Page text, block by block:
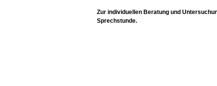
Zur individuellen Beratung und
Sprechstunde.